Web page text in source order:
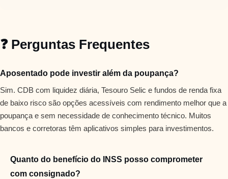
❓ Perguntas Frequentes
Aposentado pode investir além da poupança?
Sim. CDB com liquidez diária, Tesouro Selic e fundos de renda fixa
de baixo risco são opções acessíveis com rendimento melhor que a
poupança e sem necessidade de conhecimento técnico. Muitos
bancos e corretoras têm aplicativos simples para investimentos.
Quanto do benefício do INSS posso comprometer
com consignado?